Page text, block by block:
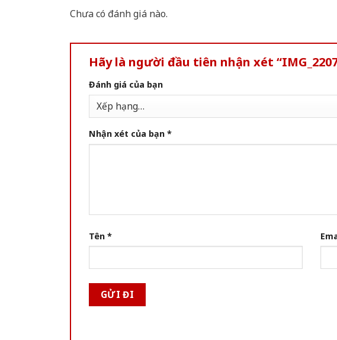
Chưa có đánh giá nào.
Hãy là người đầu tiên nhận xét
Đánh giá của bạn
Nhận xét của bạn *
Tên *